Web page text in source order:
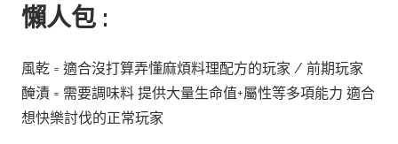
懶人包 :
風乾 = 適合沒打算弄懂麻煩料理配方的玩家 / 前期玩家
醃漬 = 需要調味料 提供大量生命值+屬性等多項能力 適合
想快樂討伐的正常玩家